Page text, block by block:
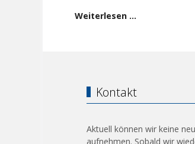
Weiterlesen …
Kontakt
Aktuell können wir keine
aufnehmen. Sobald wir